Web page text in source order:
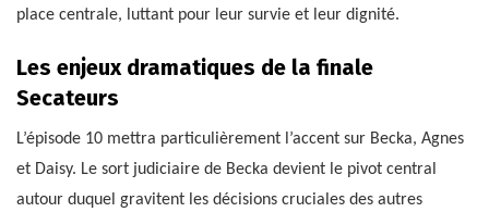
place centrale, luttant pour leur survie et leur dignité.
Les enjeux dramatiques de la finale
Secateurs
L’épisode 10 mettra particulièrement l’accent sur Becka, Agnes
et Daisy. Le sort judiciaire de Becka devient le pivot central
autour duquel gravitent les décisions cruciales des autres